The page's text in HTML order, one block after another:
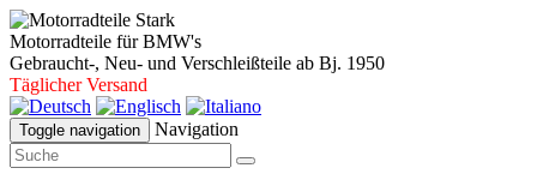
Motorradteile für BMW's
Gebraucht-, Neu- und Verschleißteile ab Bj. 1950
Täglicher Versand
Toggle navigation Navigation